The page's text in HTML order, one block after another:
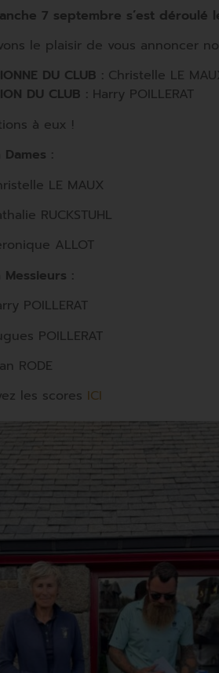
7 septembre s’est déroulé
le plaisir de vous annoncer
DU CLUB : Christelle LE
DU CLUB : Harry POILLERAT
à eux !
:
LE MAUX
RUCKSTUHL
ALLOT
Messieurs :
POILLERAT
POILLERAT
RODE
les scores ICI